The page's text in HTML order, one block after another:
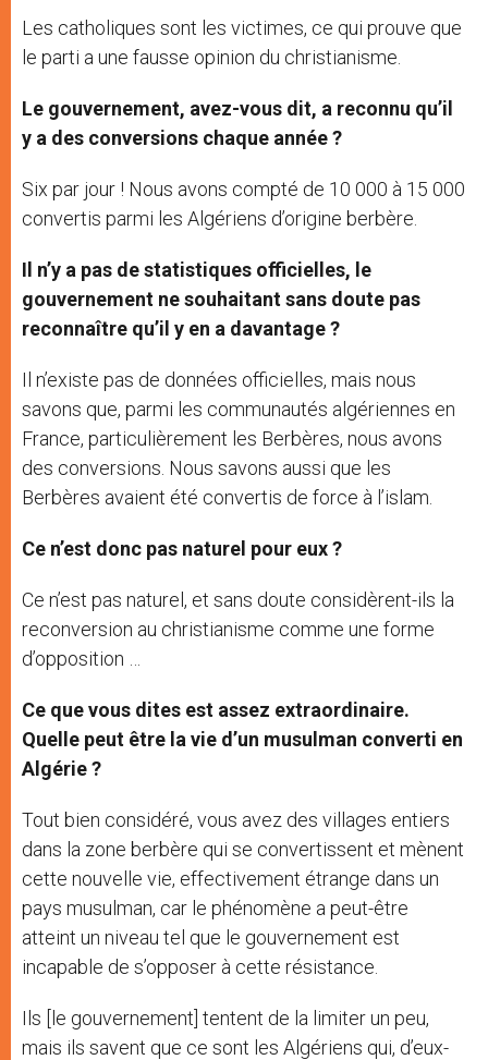
Les catholiques sont les victimes, ce qui prouve que
le parti a une fausse opinion du christianisme.
Le gouvernement, avez-vous dit, a reconnu qu’il
y a des conversions chaque année ?
Six par jour ! Nous avons compté de 10 000 à 15 000
convertis parmi les Algériens d’origine berbère.
Il n’y a pas de statistiques officielles, le
gouvernement ne souhaitant sans doute pas
reconnaître qu’il y en a davantage ?
Il n’existe pas de données officielles, mais nous
savons que, parmi les communautés algériennes en
France, particulièrement les Berbères, nous avons
des conversions. Nous savons aussi que les
Berbères avaient été convertis de force à l’islam.
Ce n’est donc pas naturel pour eux ?
Ce n’est pas naturel, et sans doute considèrent-ils la
reconversion au christianisme comme une forme
d’opposition …
Ce que vous dites est assez extraordinaire.
Quelle peut être la vie d’un musulman converti en
Algérie ?
Tout bien considéré, vous avez des villages entiers
dans la zone berbère qui se convertissent et mènent
cette nouvelle vie, effectivement étrange dans un
pays musulman, car le phénomène a peut-être
atteint un niveau tel que le gouvernement est
incapable de s’opposer à cette résistance.
Ils [le gouvernement] tentent de la limiter un peu,
mais ils savent que ce sont les Algériens qui, d’eux-